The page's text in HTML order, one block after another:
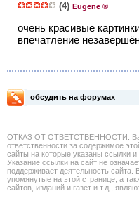
(4) Eugene ®
очень красивые
впечатление
обсудить на форумах
ОТКАЗ ОТ ОТВЕТСТВЕННОСТИ:
ответственности за содержимое
сайты на которые указаны ссылки и
Указание ссылки на сайт не
поддерживает деятельность сайта.
упомянутые на этой странице, а
сайтов, изданий и газет и т.д.,